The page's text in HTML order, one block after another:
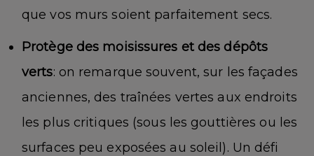
que vos murs soient parfaitement secs.
Protège des moisissures et des dépôts
verts: on remarque souvent, sur les façades
anciennes, des traînées vertes aux endroits
les plus critiques (sous les gouttières ou les
surfaces peu exposées au soleil). Un défi